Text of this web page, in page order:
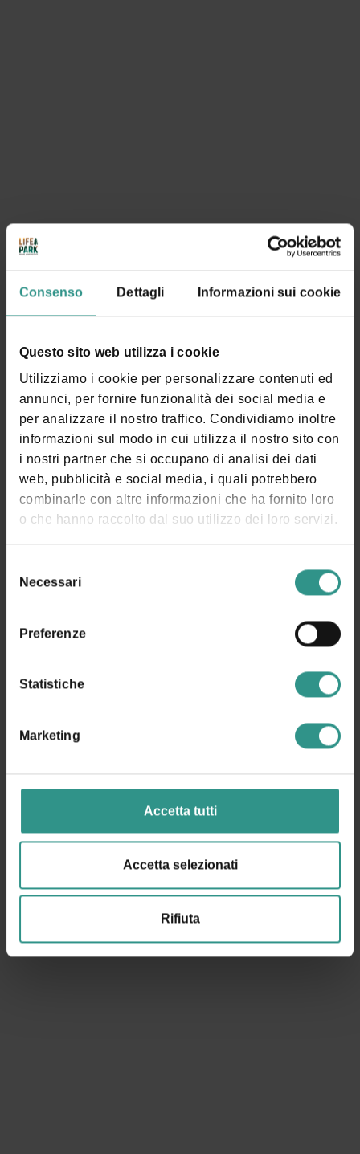
Consenso Dettagli Informazioni sui cookie
Questo sito web utilizza i cookie
Utilizziamo i cookie per personalizzare contenuti ed
annunci, per fornire funzionalità dei social media e
per analizzare il nostro traffico. Condividiamo inoltre
informazioni sul modo in cui utilizza il nostro sito con
i nostri partner che si occupano di analisi dei dati
web, pubblicità e social media, i quali potrebbero
combinarle con altre informazioni che ha fornito loro
o che hanno raccolto dal suo utilizzo dei loro servizi.
delNecessari
Preferenze
Statistiche
Marketing
Accetta tutti
Accetta selezionati
Rifiuta